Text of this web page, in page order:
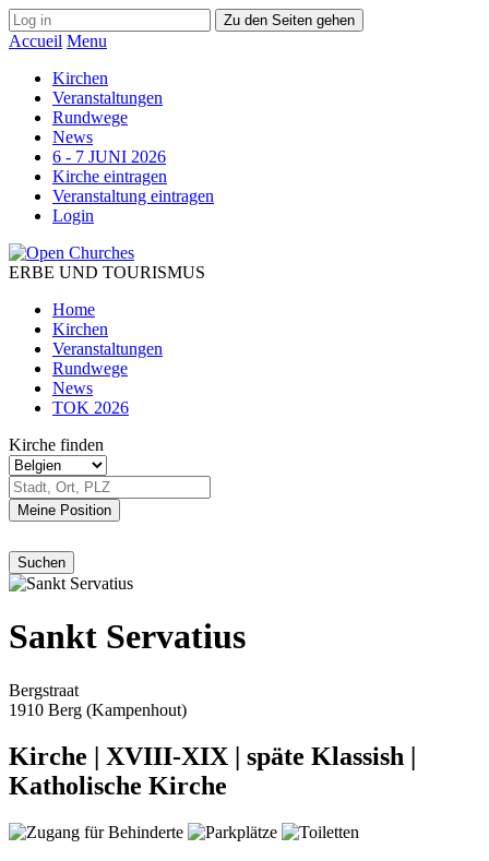
Zu den Seiten gehen
Accueil Menu
Kirchen
Veranstaltungen
Rundwege
News
6 - 7 JUNI 2026
Kirche eintragen
Veranstaltung eintragen
Login
ERBE UND TOURISMUS
Home
Kirchen
Veranstaltungen
Rundwege
News
TOK 2026
Kirche finden
Meine Position
Sankt Servatius
Bergstraat
1910 Berg (Kampenhout)
Kirche | XVIII-XIX | späte Klassish |
Katholische Kirche